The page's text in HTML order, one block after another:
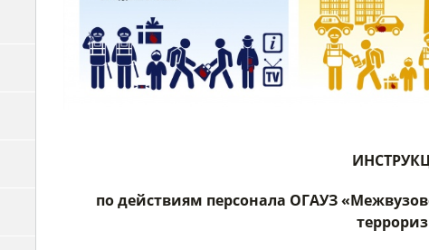
по действиям персонала ОГАУЗ